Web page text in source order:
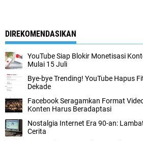
DIREKOMENDASIKAN
YouTube Siap Blokir Monetisasi
Mulai 15 Juli
Bye-bye Trending! YouTube Hapus
Dekade
Facebook Seragamkan Format
Konten Harus Beradaptasi
Nostalgia Internet Era 90-an:
Cerita